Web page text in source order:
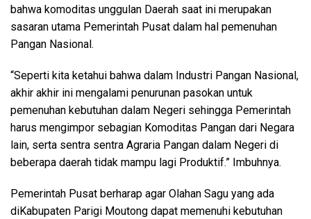
bahwa komoditas unggulan Daerah saat ini merupakan
sasaran utama Pemerintah Pusat dalam hal pemenuhan
Pangan Nasional.
“Seperti kita ketahui bahwa dalam Industri Pangan Nasional,
akhir akhir ini mengalami penurunan pasokan untuk
pemenuhan kebutuhan dalam Negeri sehingga Pemerintah
harus mengimpor sebagian Komoditas Pangan dari Negara
lain, serta sentra sentra Agraria Pangan dalam Negeri di
beberapa daerah tidak mampu lagi Produktif.” Imbuhnya.
Pemerintah Pusat berharap agar Olahan Sagu yang ada
diKabupaten Parigi Moutong dapat memenuhi kebutuhan